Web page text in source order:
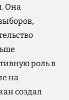
Она
роль в
на
создал